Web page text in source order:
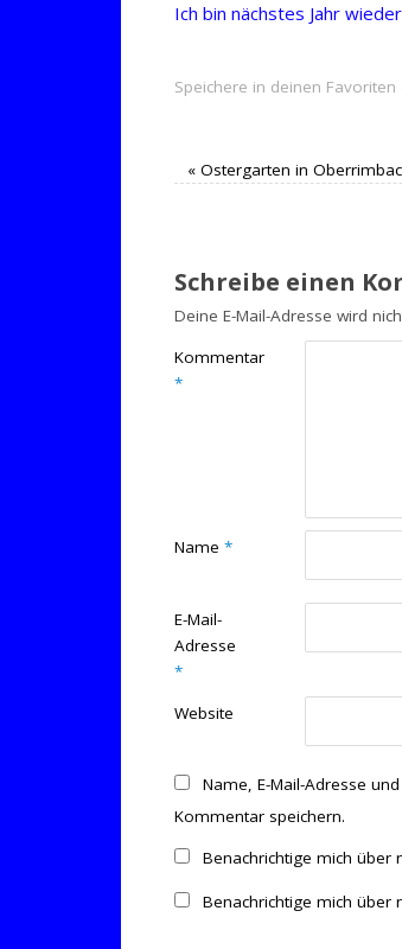
Ich bin nächstes Jahr
Speichere in deinen Favoriten
«Ostergarten in
Schreibe einen
Deine E-Mail-Adresse wird
Kommentar
*
Name *
E-Mail-
Adresse
*
Website
Name, E-Mail-Adresse
Kommentar speichern.
Benachrichtige mich über
Benachrichtige mich über